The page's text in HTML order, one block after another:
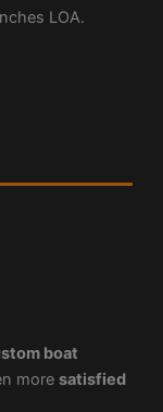
LOA.
boat
more satisfied